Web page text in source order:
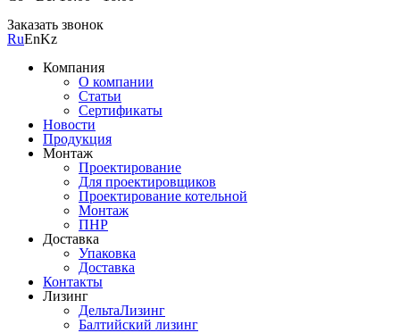
Заказать звонок
RuEnKz
Компания
О компании
Статьи
Сертификаты
Новости
Продукция
Монтаж
Проектирование
Для проектировщиков
Проектирование котельной
Монтаж
ПНР
Доставка
Упаковка
Доставка
Контакты
Лизинг
ДельтаЛизинг
Балтийский лизинг